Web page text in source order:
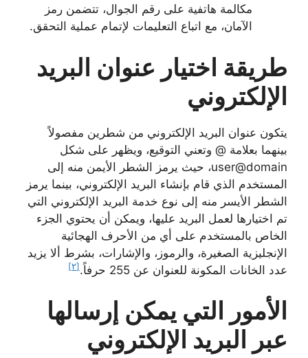
مكالمة هاتفية على رقم الجوال، تتضمن رمز
الآمان، مع اتباع التعليمات لإتمام عملية التحقق.
طريقة اختيار عنوان البريد
الإلكتروني
يتكون عنوان البريد الإلكتروني من شطرين مفصولاً
بينهما بعلامة @ وتعني التوقيع، ويظهر على شكل
user@domain، حيث يرمز الشطر الأيمن منه إلى
المستخدم الذي قام بإنشاء البريد الإلكتروني، بينما يرمز
الشطر الأيسر منه إلى نوع خدمة البريد الإلكتروني التي
تم اختيارها لعمل البريد عليها، ويمكن أن يحتوي الجزء
الخاص بالمستخدم على أي من الأحرف الهجائية
الإنجليزية الصغيرة، والرموز، والإشارات، بشرط ألا يزيد
عدد الخانات المكونة للعنوان عن 255 حرفاً.
[٢]
الأمور التي يمكن إرسالها
عبر البريد الإلكتروني